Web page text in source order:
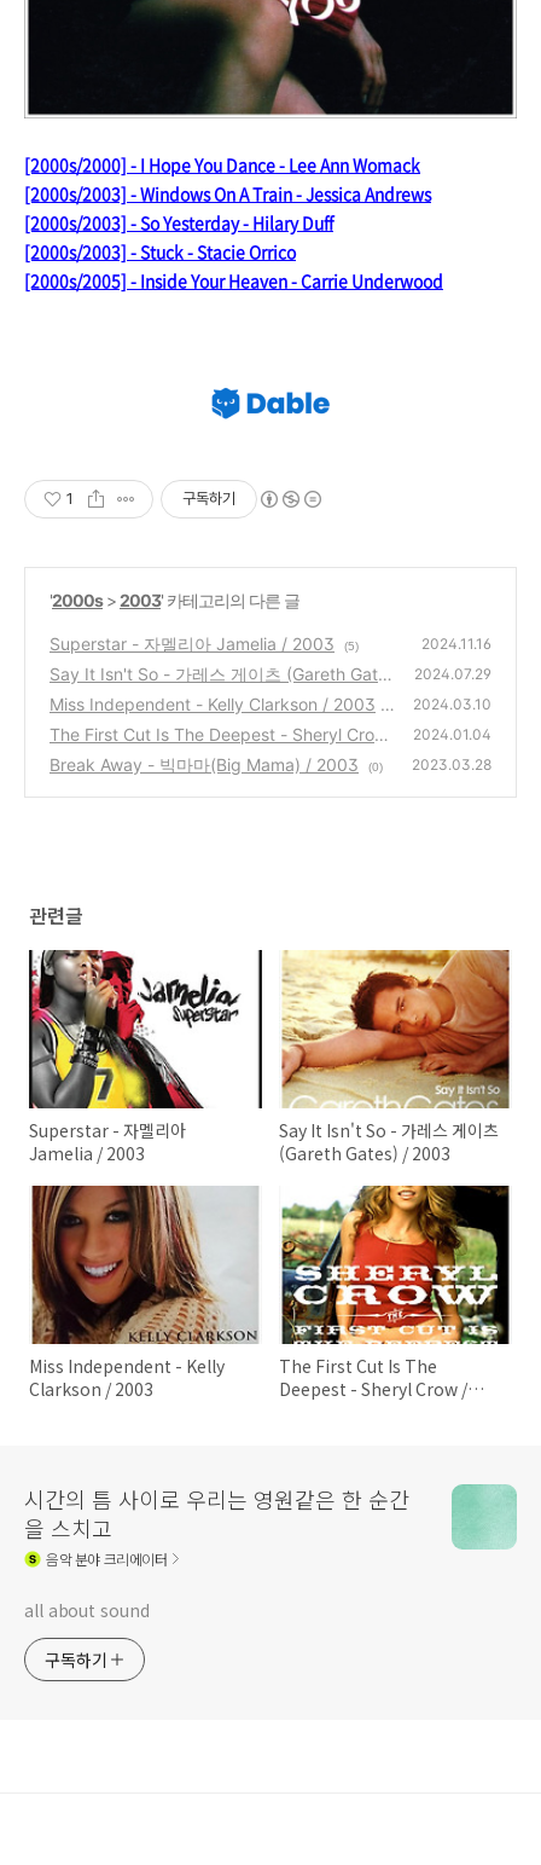
[2000s/2000] - I Hope You Dance - Lee Ann Womack
[2000s/2003] - Windows On A Train - Jessica Andrews
[2000s/2003] - So Yesterday - Hilary Duff
[2000s/2003] - Stuck - Stacie Orrico
[2000s/2005] - Inside Your Heaven - Carrie Underwood
1 구독하기
'2000s>2003' 카테고리의 다른 글
Superstar - 자멜리아 Jamelia / 2003 (5) 2024.11.16
Say It Isn't So - 가레스 게이츠 (Gareth Gate
s) / 2003
(1)
2024.07.29
Miss Independent - Kelly Clarkson / 2003
(1)
2024.03.10
The First Cut Is The Deepest - Sheryl Crow
/ 2003
(1)
2024.01.04
Break Away - 빅마마(Big Mama) / 2003 (0) 2023.03.28
관련글
Superstar - 자멜리아
Jamelia / 2003
Say It Isn't So - 가레스 게이츠
(Gareth Gates) / 2003
Miss Independent - Kelly
Clarkson / 2003
The First Cut Is The
Deepest - Sheryl Crow /
시간의 틈 사이로 우리는 영원같은 한 순간
을 스치고
음악분야 크리에이터
all about sound
구독하기